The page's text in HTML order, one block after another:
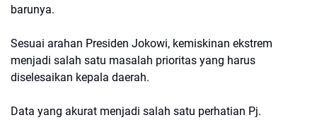
barunya.
Sesuai arahan Presiden Jokowi, kemiskinan ekstrem
menjadi salah satu masalah prioritas yang harus
diselesaikan kepala daerah.
Data yang akurat menjadi salah satu perhatian Pj.